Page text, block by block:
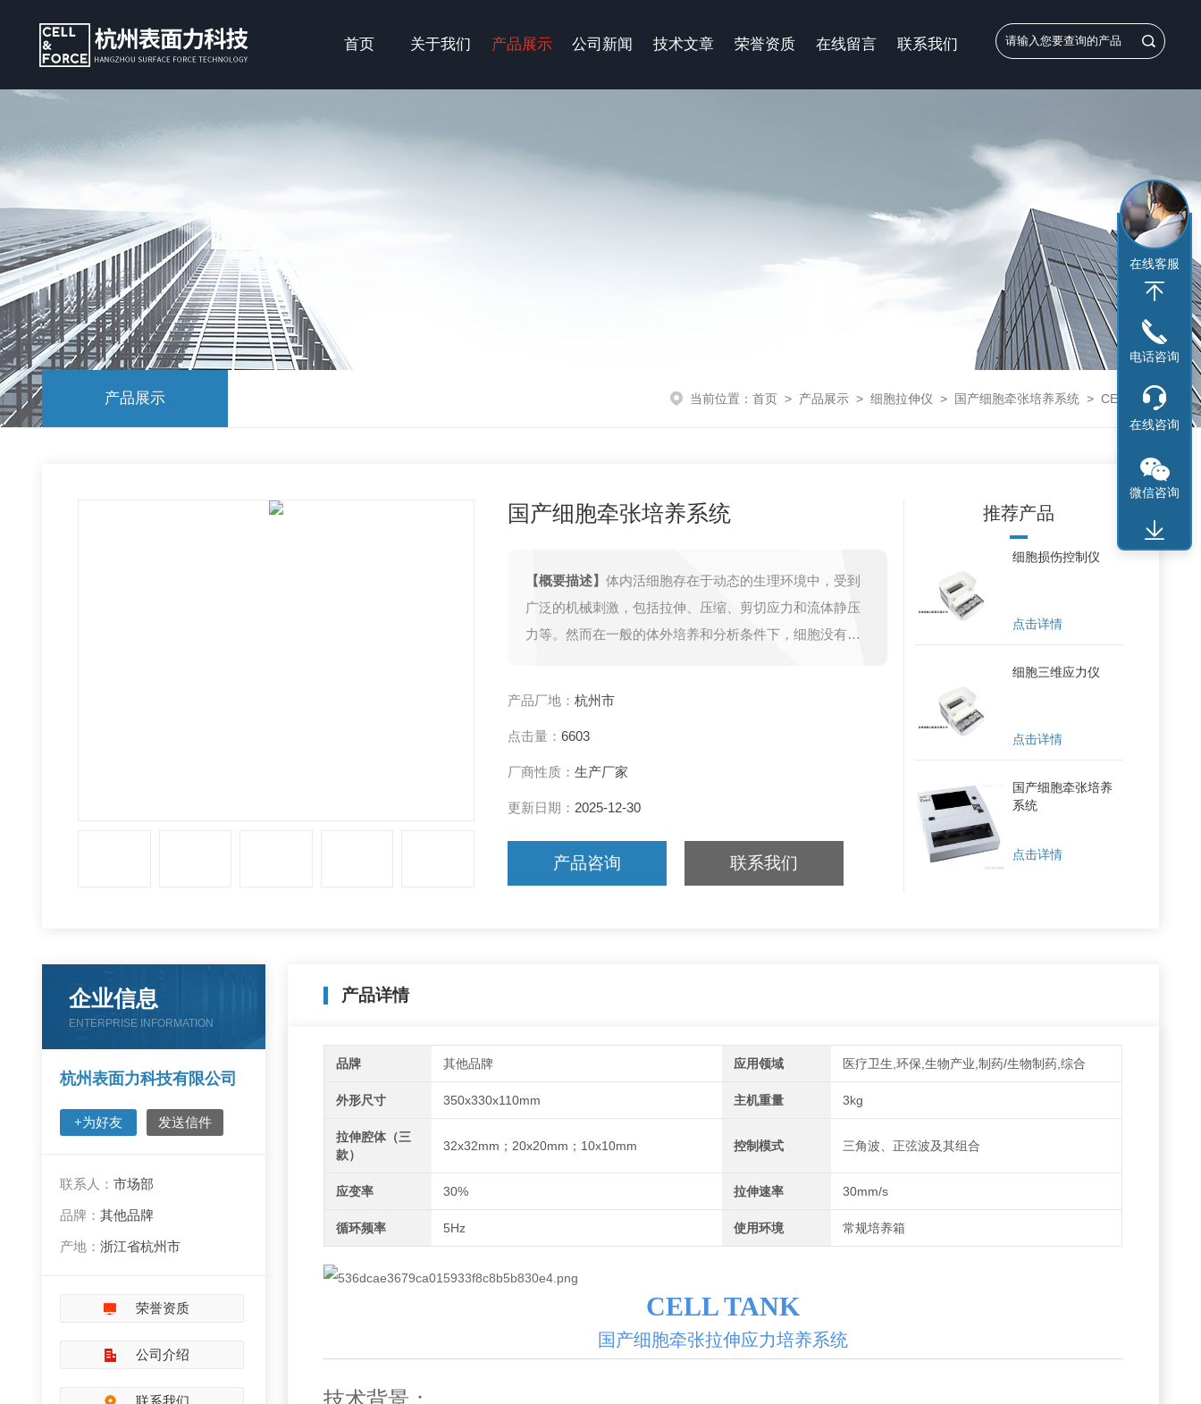
首页 关于我们 产品展示 公司新闻 技术文章 荣誉资质 在线留言 联系我们
产品展示 当前位置： 首页 > 产品展示 > 细胞拉伸仪 > 国产细胞牵张培养系统 > CELL TANK国产细胞牵张培养系统
国产细胞牵张培养系统
【概要描述】 体内活细胞存在于动态的生理环境中，受到
广泛的机械刺激，包括拉伸、压缩、剪切应力和流体静压
力等。然而在一般的体外培养和分析条件下，细胞没有受
肉、肺、心脏、血管、皮肤等。
产品厂地： 杭州市
点击量： 6603
厂商性质： 生产厂家
更新日期： 2025-12-30
产品咨询 联系我们
推荐产品
细胞损伤控制仪
点击详情
细胞三维应力仪
点击详情
国产细胞牵张培养
系统
点击详情
产品详情
品牌 其他品牌 应用领域 医疗卫生,环保,生物产业,制药/生物制药,综合
外形尺寸 350x330x110mm 主机重量 3kg
拉伸腔体（三
款）
32x32mm；20x20mm；10x10mm 控制模式 三角波、正弦波及其组合
应变率 30% 拉伸速率 30mm/s
循环频率 5Hz 使用环境 常规培养箱
CELL TANK
国产细胞牵张拉伸应力培养系统
企业信息
ENTERPRISE INFORMATION
杭州表面力科技有限公司
+为好友 发送信件
联系人：市场部
品牌：其他品牌
产地：浙江省杭州市
荣誉资质
公司介绍
联系我们
在线客服
电话咨询
在线咨询
微信咨询